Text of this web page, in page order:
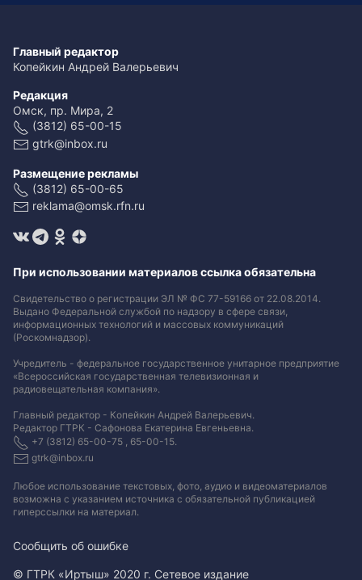
Главный редактор
Копейкин Андрей Валерьевич
Редакция
Омск, пр. Мира, 2
(3812) 65-00-15
gtrk@inbox.ru
Размещение рекламы
(3812) 65-00-65
reklama@omsk.rfn.ru
При использовании материалов ссылка обязательна
Свидетельство о регистрации ЭЛ № ФС 77-59166 от 22.08.2014.
Выдано Федеральной службой по надзору в сфере связи,
информационных технологий и массовых коммуникаций
(Роскомнадзор).
Учредитель - федеральное государственное унитарное предприятие
«Всероссийская государственная телевизионная и
радиовещательная компания».
Главный редактор - Копейкин Андрей Валерьевич.
Редактор ГТРК - Сафонова Екатерина Евгеньевна.
+7 (3812) 65-00-75 , 65-00-15.
gtrk@inbox.ru
Любое использование текстовых, фото, аудио и видеоматериалов
возможна с указанием источника с обязательной публикацией
гиперссылки на материал.
Сообщить об ошибке
© ГТРК «Иртыш» 2020 г. Сетевое издание